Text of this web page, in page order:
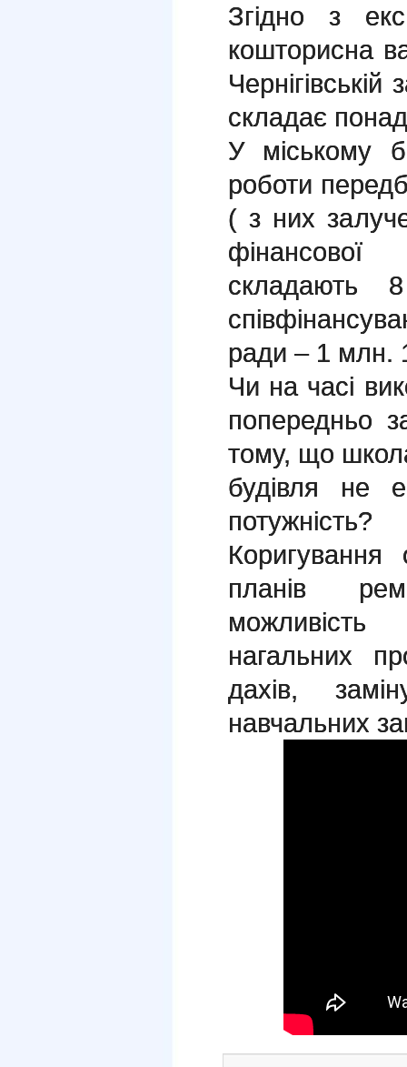
Згідно з
кошторисна
складає
У міському
роботи
( з них
складають
ради – 1 млн.
Чи на часі
попередньо
тому, що
будівля не
потужність?
Коригування
планів
можливість
нагальних
дахів,
навчальних